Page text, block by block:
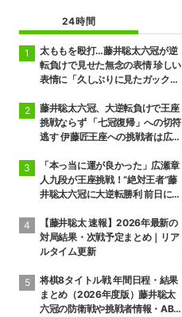
24時間
太ももを殴打…藤井聡太六冠が逆
転負けで見せた無念の表情 珍しい
表情に「久しぶりに見たガック
藤井聡太六冠、大逆転負けで王座
挑戦ならず 「七冠復帰」への切符
逃す 伊藤匠王座への挑戦者は広瀬
「本っ当に運が良かった」広瀬章
人九段が王座挑戦！“絶対王者”藤
井聡太六冠に大逆転勝利 前日には
も【藤井聡太 速報】2026年最新の
対局結果・次戦予定まとめ｜リア
ルタイム更新
将棋8タイトル戦 年間日程・結果
まとめ（2026年度版）藤井聡太
六冠の防衛戦や挑戦者情報・ABE